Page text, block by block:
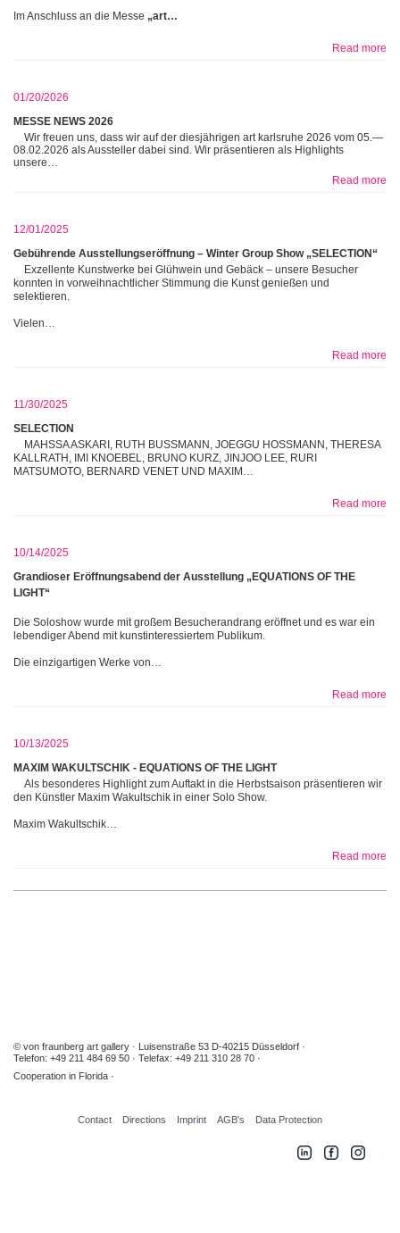
Im Anschluss an die Messe „art…
Read more
01/20/2026
MESSE NEWS 2026
Wir freuen uns, dass wir auf der diesjährigen art karlsruhe 2026 vom 05.—
08.02.2026 als Aussteller dabei sind. Wir präsentieren als Highlights
unsere…
Read more
12/01/2025
Gebührende Ausstellungseröffnung – Winter Group Show „SELECTION“
Exzellente Kunstwerke bei Glühwein und Gebäck – unsere Besucher
konnten in vorweihnachtlicher Stimmung die Kunst genießen und
selektieren.
Vielen…
Read more
11/30/2025
SELECTION
MAHSSA ASKARI, RUTH BUSSMANN, JOEGGU HOSSMANN, THERESA
KALLRATH, IMI KNOEBEL, BRUNO KURZ, JINJOO LEE, RURI
MATSUMOTO, BERNARD VENET UND MAXIM…
Read more
10/14/2025
Grandioser Eröffnungsabend der Ausstellung „EQUATIONS OF THE
LIGHT“
Die Soloshow wurde mit großem Besucherandrang eröffnet und es war ein
lebendiger Abend mit kunstinteressiertem Publikum.
Die einzigartigen Werke von…
Read more
10/13/2025
MAXIM WAKULTSCHIK - EQUATIONS OF THE LIGHT
Als besonderes Highlight zum Auftakt in die Herbstsaison präsentieren wir
den Künstler Maxim Wakultschik in einer Solo Show.
Maxim Wakultschik…
Read more
© von fraunberg art gallery
Luisenstraße 53 D-40215 Düsseldorf
Telefon: +49 211 484 69 50
Telefax: +49 211 310 28 70
Cooperation in Florida
Contact Directions Imprint AGB's Data Protection